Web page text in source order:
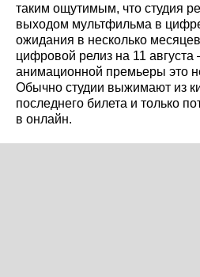
таким ощутимым, что студия
выходом мультфильма в
ожидания в несколько
цифровой релиз на 11
анимационной премьеры это
Обычно студии выжимают из
последнего билета и только
в онлайн.